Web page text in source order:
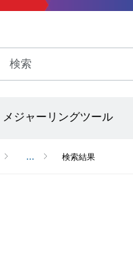
検索
メジャーリングツール
... 検索結果